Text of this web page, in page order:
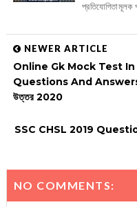
প্রতিযোগিতামূলক
NEWER ARTICLE
Online Gk Mock Test
Questions And Answers
উত্তর 2020
SSC CHSL 2019
NO COMMENTS: